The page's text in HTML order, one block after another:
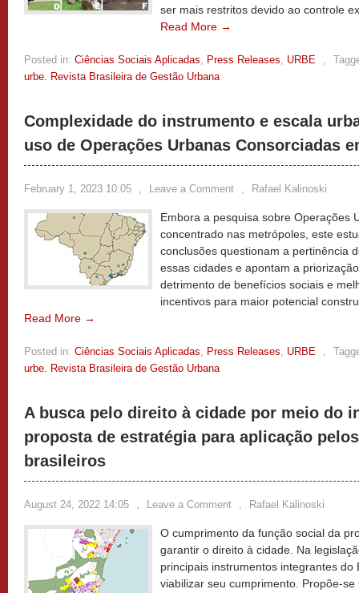
ser mais restritos devido ao controle
Read More →
Posted in: Ciências Sociais Aplicadas, Press Releases, URBE ,
urbe. Revista Brasileira de Gestão Urbana
Complexidade do instrumento e escala
uso de Operações Urbanas Consorciadas
February 1, 2023 10:05 , Leave a Comment , Rafael Kalinoski
Embora a pesquisa sobre Operações
concentrado nas metrópoles, este
conclusões questionam a pertinência
essas cidades e apontam a
detrimento de benefícios sociais e
incentivos para maior potencial
Read More →
Posted in: Ciências Sociais Aplicadas, Press Releases, URBE ,
urbe. Revista Brasileira de Gestão Urbana
A busca pelo direito à cidade por meio do
proposta de estratégia para aplicação
brasileiros
August 24, 2022 14:05 , Leave a Comment , Rafael Kalinoski
O cumprimento da função social da
garantir o direito à cidade. Na
principais instrumentos integrantes
viabilizar seu cumprimento. Propõe-